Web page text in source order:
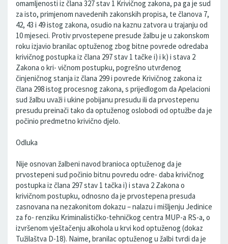
omamljenosti iz člana 327 stav 1 Krivičnog zakona, pa ga je sud
za isto, primjenom navedenih zakonskih propisa, te članova 7,
42, 43 i 49 istog zakona, osudio na kaznu zatvora u trajanju od
10 mjeseci. Protiv prvostepene presude žalbu je u zakonskom
roku izjavio branilac optuženog zbog bitne povrede odredaba
krivičnog postupka iz člana 297 stav 1 tačke i) i k) i stava 2
Zakona o kri- vičnom postupku, pogrešno utvrđenog
činjeničnog stanja iz člana 299 i povrede Krivičnog zakona iz
člana 298 istog procesnog zakona, s prijedlogom da Apelacioni
sud žalbu uvaži i ukine pobijanu presudu ili da prvostepenu
presudu preinači tako da optuženog oslobodi od optužbe da je
počinio predmetno krivično djelo.
Odluka
Nije osnovan žalbeni navod branioca optuženog da je
prvostepeni sud počinio bitnu povredu odre- daba krivičnog
postupka iz člana 297 stav 1 tačka i) i stava 2 Zakona o
krivičnom postupku, odnosno da je prvostepena presuda
zasnovana na nezakonitom dokazu – nalazu i mišljenju Jedinice
za fo- renziku Kriminalističko-tehničkog centra MUP-a RS-a, o
izvršenom vještačenju alkohola u krvi kod optuženog (dokaz
Tužilaštva D-18). Naime, branilac optuženog u žalbi tvrdi da je